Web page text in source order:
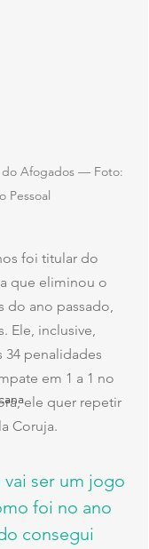
do Afogados — Foto:
Pessoal
foi titular do
que eliminou o
do ano passado,
Ele, inclusive,
34 penalidades
em 1 a 1 no
ele quer repetir
Coruja.
ser um jogo
foi no ano
consegui